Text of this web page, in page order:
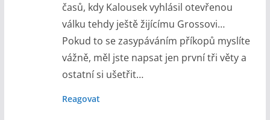
časů, kdy Kalousek vyhlásil otevřenou
válku tehdy ještě žijícímu Grossovi…
Pokud to se zasypáváním příkopů myslíte
vážně, měl jste napsat jen první tři věty a
ostatní si ušetřit…
Reagovat